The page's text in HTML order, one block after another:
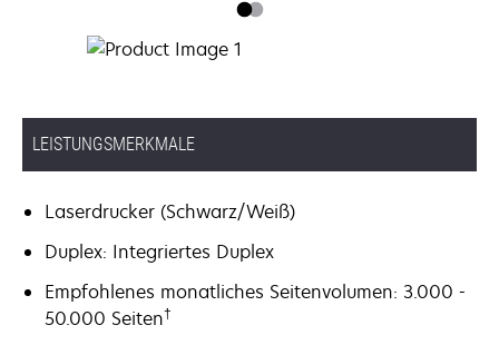
LEISTUNGSMERKMALE
Laserdrucker (Schwarz/Weiß)
Duplex: Integriertes Duplex
Empfohlenes monatliches Seitenvolumen: 3.000 -
50.000 Seiten†